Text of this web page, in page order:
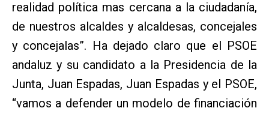
realidad política mas cercana a la ciudadanía,
de nuestros alcaldes y alcaldesas, concejales
y concejalas”. Ha dejado claro que el PSOE
andaluz y su candidato a la Presidencia de la
Junta, Juan Espadas, Juan Espadas y el PSOE,
“vamos a defender un modelo de financiación